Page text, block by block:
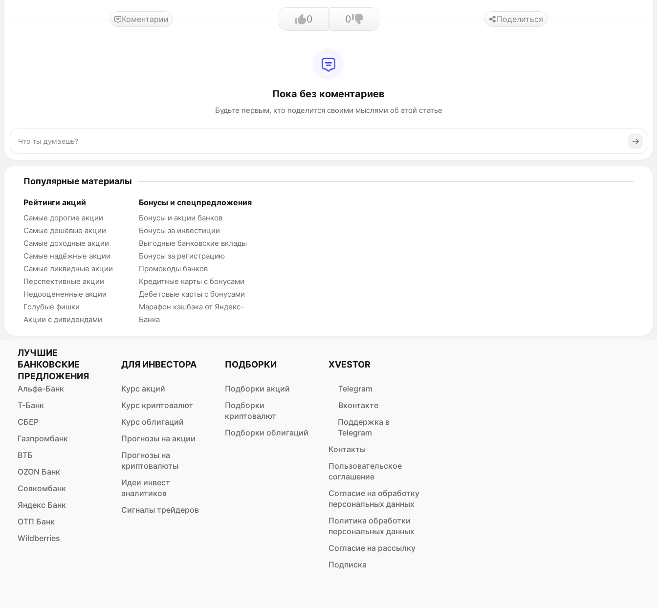
Коментарии 0 0 Поделиться
Пока без коментариев
Будьте первым, кто поделится своими мыслями об этой статье
Популярные материалы
Рейтинги акций
Самые дорогие акции
Самые дешёвые акции
Самые доходные акции
Самые надёжные акции
Самые ликвидные акции
Перспективные акции
Недооцененные акции
Голубые фишки
Акции с дивидендами
Бонусы и спецпредложения
Бонусы и акции банков
Бонусы за инвестиции
Выгодные банковские вклады
Бонусы за регистрацию
Промокоды банков
Кредитные карты с бонусами
Дебетовые карты с бонусами
Марафон кэшбэка от Яндекс-
Банка
ЛУЧШИЕ
БАНКОВСКИЕ
ПРЕДЛОЖЕНИЯ
Альфа-Банк
Т-Банк
СБЕР
Газпромбанк
ВТБ
OZON Банк
Совкомбанк
Яндекс Банк
ОТП Банк
Wildberries
ДЛЯ ИНВЕСТОРА
Курс акций
Курс криптовалют
Курс облигаций
Прогнозы на акции
Прогнозы на
криптовалюты
Идеи инвест
аналитиков
Сигналы трейдеров
ПОДБОРКИ
Подборки акций
Подборки
криптовалют
Подборки облигаций
XVESTOR
Telegram
Вконтакте
Поддержка в
Telegram
Контакты
Пользовательское
соглашение
Согласие на обработку
персональных данных
Политика обработки
персональных данных
Согласие на рассылку
Подписка